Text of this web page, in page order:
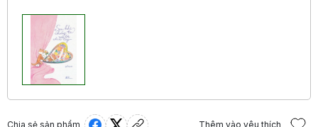
Chia sẻ sản phẩm Thêm vào yêu thích